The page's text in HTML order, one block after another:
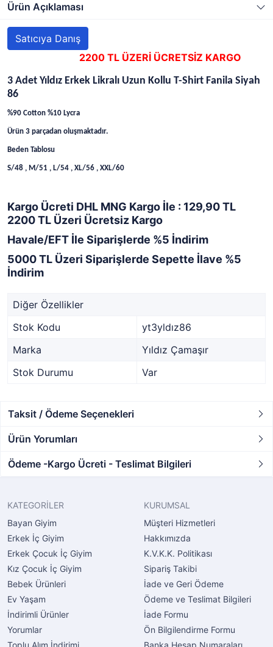
Ürün Açıklaması
Satıcıya Danış
2200 TL ÜZERİ ÜCRETSİZ KARGO
3 Adet Yıldız Erkek Likralı Uzun Kollu T-Shirt Fanila Siyah
86
%90 Cotton %10 Lycra
Ürün 3 parçadan oluşmaktadır.
Beden Tablosu
S/48 , M/51 , L/54 , XL/56 , XXL/60
Kargo Ücreti DHL MNG Kargo İle : 129,90 TL
2200 TL Üzeri Ücretsiz Kargo
Havale/EFT İle Siparişlerde %5 İndirim
5000 TL Üzeri Siparişlerde Sepette İlave %5
İndirim
Diğer Özellikler
Stok Kodu
yt3yldız86
Marka
Yıldız Çamaşır
Stok Durumu
Var
Taksit / Ödeme Seçenekleri
Ürün Yorumları
Ödeme -Kargo Ücreti - Teslimat Bilgileri
KATEGORİLER
Bayan Giyim
Erkek İç Giyim
Erkek Çocuk İç Giyim
Kız Çocuk İç Giyim
Bebek Ürünleri
Ev Yaşam
İndirimli Ürünler
Yorumlar
Toplu Alım İndirimi
KURUMSAL
Müşteri Hizmetleri
Hakkımızda
K.V.K.K. Politikası
Sipariş Takibi
İade ve Geri Ödeme
Ödeme ve Teslimat Bilgileri
İade Formu
Ön Bilgilendirme Formu
Banka Hesap Numaraları